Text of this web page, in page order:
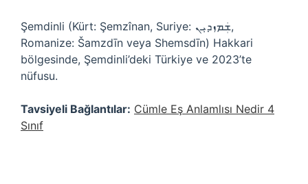
Şemdinli (Kürt: Şemzînan, Suriye: ܫܲܡܙܕܝܼܢ,
Romanize: Šamzdīn veya Shemsdīn) Hakkari
bölgesinde, Şemdinli’deki Türkiye ve 2023’te
nüfusu.
Tavsiyeli Bağlantılar: Cümle Eş Anlamlısı Nedir 4
Sınıf